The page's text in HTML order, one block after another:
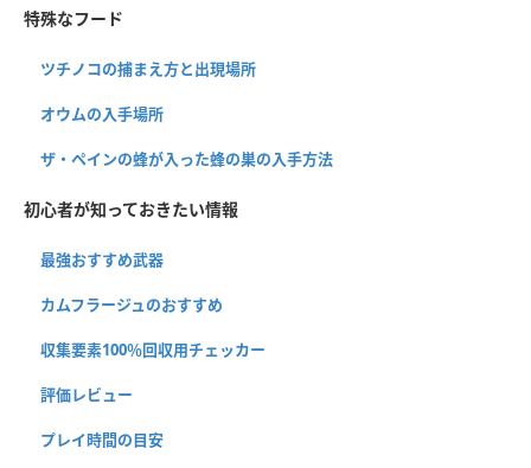
特殊なフード
ツチノコの捕まえ方と出現場所
オウムの入手場所
ザ・ペインの蜂が入った蜂の巣の入手方法
初心者が知っておきたい情報
最強おすすめ武器
カムフラージュのおすすめ
収集要素100％回収用チェッカー
評価レビュー
プレイ時間の目安